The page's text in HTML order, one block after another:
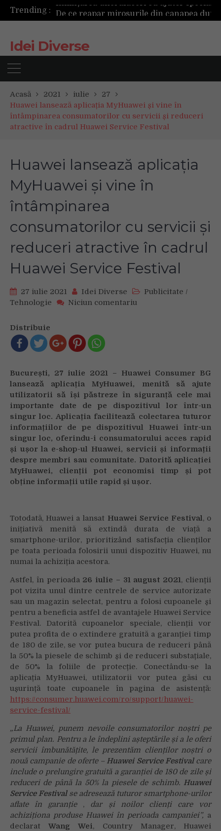
Trending :
De ce reapar mirosurile din canapea după curățare? Ce se întâmplă, de fapt, în tapițerie
Cum ar fi dacă ceasul tău s-ar antrena alături de tine?
Idei Diverse
Acasă 2021 iulie
27
Huawei lansează aplicația MyHuawei și vine în
întâmpinarea consumatorilor cu servicii și reduceri
atractive în cadrul Huawei Service Festival
Huawei lansează aplicația
MyHuawei și vine în
întâmpinarea
consumatorilor cu servicii și
reduceri atractive în cadrul
Huawei Service Festival
27 iulie 2021 Idei Diverse Publicitate /
Tehnologie
Niciun comentariu
în
întâmpinarea
consumatorilor
cu
servicii
și
reduceri
atractive
în
cadrul
Huawei
Service
Distribuie
București, 27 iulie 2021 – Huawei Consumer BG
lansează aplicația MyHuawei, menită să ajute
utilizatorii să își păstreze în siguranță cele mai
importante date de pe dispozitivul lor într-un
singur loc. Aplicația facilitează colectarea tuturor
informațiilor de pe dispozitivul Huawei într-un
singur loc, oferindu-i consumatorului acces rapid
și ușor la e-shop-ul Huawei, servicii și informații
despre membri sau comunitate. Datorită aplicației
MyHuawei, clienții pot economisi timp și pot
obține informații utile rapid și ușor.
Totodată, Huawei a lansat Huawei Service Festival, o
inițiativă menită să extindă durata de viață a
smartphone-urilor, prioritizând satisfacția clienților
pe toata perioada folosirii unui dispozitiv Huawei, nu
numai la achiziția acestora.
Astfel, în perioada 26 iulie – 31 august 2021, clienții
pot vizita unul dintre centrele de service autorizate
sau un magazin selectat, pentru a folosi cupoanele și
pentru a beneficia astfel de avantajele Huawei Service
Festival. Datorită cupoanelor speciale, clienții vor
putea profita de o extindere gratuită a garanției timp
de 180 de zile, se vor putea bucura de reduceri până
la 50% la piesele de schimb și de reduceri substațiale,
de 50% la foliile de protecție. Conectându-se la
aplicația MyHuawei, utilizatorii vor putea găsi cu
ușurință toate cupoanele în pagina de asistență:
https://consumer.huawei.com/ro/support/huawei-
service-festival/
„La Huawei, punem nevoile consumatorilor noștri pe
primul plan. Pentru a le îndeplini așteptările și a le oferi
servicii îmbunătățite, le prezentăm clienților noștri o
nouă campanie de oferte – Huawei Service Festival care
include o prelungire gratuită a garanției de 180 de zile și
reduceri de până la 50% la piesele de schimb. Huawei
Service Festivalse adresează tuturor smartphone-urilor
aflate în garanție, dar și noilor clienți care vor
achiziționa produse Huawei în perioada campaniei”, a
declaratWang Wei, Country Manager, Huawei